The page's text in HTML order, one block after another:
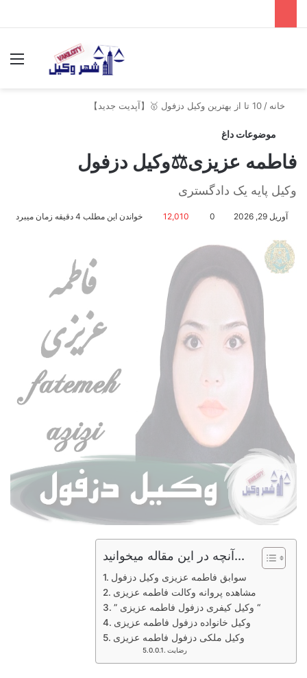
خانه / 10 تا از بهترین وکیل دزفول 🥇【آپدیت جدید】
موضوعات داغ
فاطمه عزیزی⚖️وکیل دزفول
وکیل پایه یک دادگستری
آوریل 29, 2026 0
12,010 خواندن این مطلب 4 دقیقه زمان میبرد
آنچه در این مقاله میخوانید...
مشاهده پروانه وکالت فاطمه عزیزی
” وکیل کیفری دزفول فاطمه عزیزی “
وکیل خانواده دزفول فاطمه عزیزی
وکیل ملکی دزفول فاطمه عزیزی
رضایت